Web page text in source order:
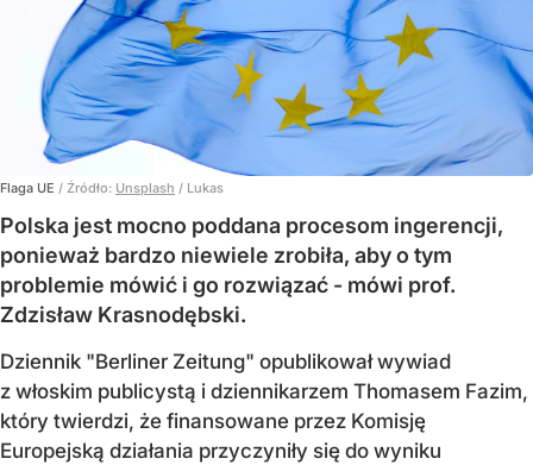
Flaga UE / Źródło: Unsplash / Lukas
Polska jest mocno poddana procesom ingerencji,
ponieważ bardzo niewiele zrobiła, aby o tym
problemie mówić i go rozwiązać - mówi prof.
Zdzisław Krasnodębski.
Dziennik "Berliner Zeitung" opublikował wywiad
z włoskim publicystą i dziennikarzem Thomasem Fazim,
który twierdzi, że finansowane przez Komisję
Europejską działania przyczyniły się do wyniku